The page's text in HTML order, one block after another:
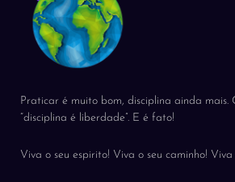
Praticar é muito bom, disciplina ainda mais.
“disciplina é liberdade”. E é fato!
Viva o seu espirito! Viva o seu caminho! Viva